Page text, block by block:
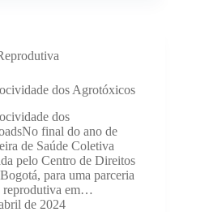
dos Agrotóxicos
dos
final do ano de
de Saúde Coletiva
pelo Centro de Direitos
para uma parceria
reprodutiva em…
de 2024